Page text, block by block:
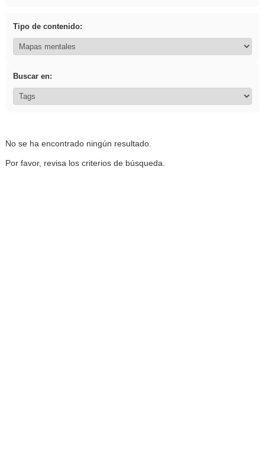
Tipo de contenido:
Buscar en:
No se ha encontrado ningún resultado.
Por favor, revisa los criterios de búsqueda.